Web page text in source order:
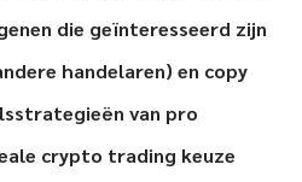
die geïnteresseerd zijn
handelaren) en copy
van pro
crypto trading keuze